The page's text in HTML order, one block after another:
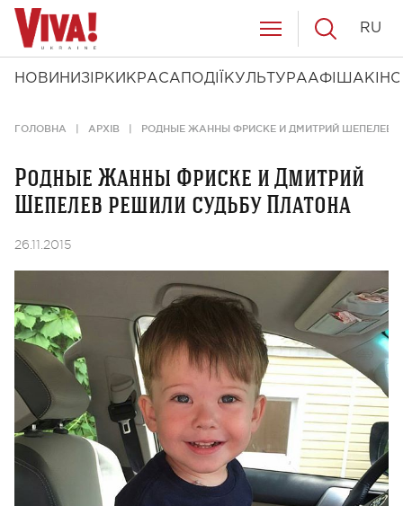
НОВИНИ ЗІРКИ КРАСА ПОДІЇ КУЛЬТУРААФІША КІНО
RU
ГОЛОВНА АРХІВ РОДНЫЕ ЖАННЫ ФРИСКЕ И ДМИТРИЙ ШЕПЕЛЕВ
Родные Жанны Фриске и Дмитрий
Шепелев решили судьбу Платона
26.11.2015